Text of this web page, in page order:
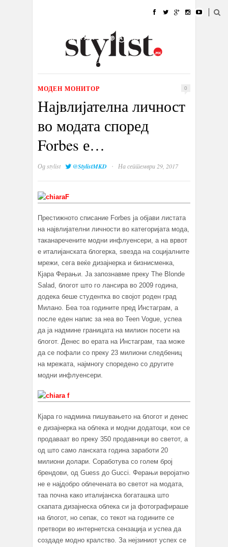
УБАВИНА
КУЛТУРА @РАБОТА
ИЗЛОГ
МОДЕН МОНИТОР 0
Највлијателна личност
во модата според
Forbes е…
Одstylist @StylistMKD · На септември 29, 2017
Престижното списание Forbes ја објави листата
на највлијателни личности во категоријата мода,
таканаречените модни инфлуенсери, а на врвот
е италијанската блогерка, ѕвезда на социјалните
мрежи, сега веќе дизајнерка и бизнисменка,
Кјара Ферањи. Ја запознавме преку The Blonde
Salad, блогот што го лансира во 2009 година,
додека беше студентка во својот роден град
Милано. Беа тоа годините пред Инстаграм, а
после еден напис за неа во Teen Vogue, успеа
да ја надмине границата на милион посети на
блогот. Денес во ерата на Инстаграм, таа може
да се пофали со преку 23 милиони следбениц
на мрежата, најмногу споредено со другите
модни инфлуенсери.
Кјара го надмина пишувањето на блогот и денес
е дизајнерка на облека и модни додатоци, кои се
продаваат во преку 350 продавници во светот, а
од што само ланската година заработи 20
милиони долари. Соработува со голем број
брендови, од Guess до Gucci. Ферањи веројатно
не е најдобро облечената во светот на модата,
таа почна како италијанска богаташка што
скапата дизајнеска облека си ја фотографираше
на блогот, но сепак, со текот на годините се
претвори во интернетска сензација и успеа да
создаде модно кралство. За нејзиниот успех се